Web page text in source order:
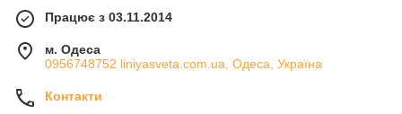
Працює з 03.11.2014
м. Одеса
0956748752 liniyasveta.com.ua, Одеса, Україна
Контакти